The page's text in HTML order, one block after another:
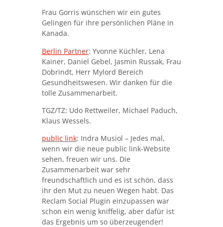
Frau Gorris wünschen wir ein gutes
Gelingen für ihre persönlichen Pläne in
Kanada.
Berlin Partner: Yvonne Küchler, Lena
Kainer, Daniel Gebel, Jasmin Russak, Frau
Dobrindt, Herr Mylord Bereich
Gesundheitswesen. Wir danken für die
tolle Zusammenarbeit.
TGZ/TZ: Udo Rettweiler, Michael Paduch,
Klaus Wessels.
public link: Indra Musiol – Jedes mal,
wenn wir die neue public link-Website
sehen, freuen wir uns. Die
Zusammenarbeit war sehr
freundschaftlich und es ist schön, dass
ihr den Mut zu neuen Wegen habt. Das
Reclam Social Plugin einzupassen war
schon ein wenig kniffelig, aber dafür ist
das Ergebnis um so überzeugender!